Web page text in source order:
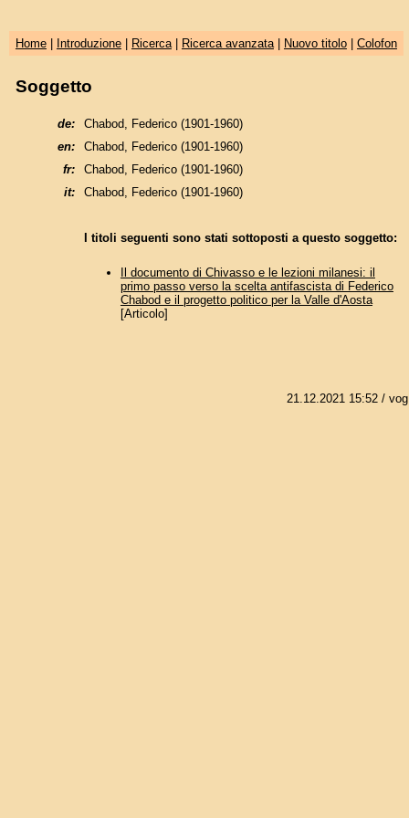
Home| Introduzione| Ricerca| Ricerca avanzata| Nuovo titolo| Colofon
Soggetto
de:
Chabod, Federico (1901-1960)
en:
Chabod, Federico (1901-1960)
fr:
Chabod, Federico (1901-1960)
it:
Chabod, Federico (1901-1960)
I titoli seguenti sono stati sottoposti a questo soggetto:
Il documento di Chivasso e le lezioni milanesi: il
primo passo verso la scelta antifascista di Federico
Chabod e il progetto politico per la Valle d'Aosta
[Articolo]
21.12.2021 15:52/ vog